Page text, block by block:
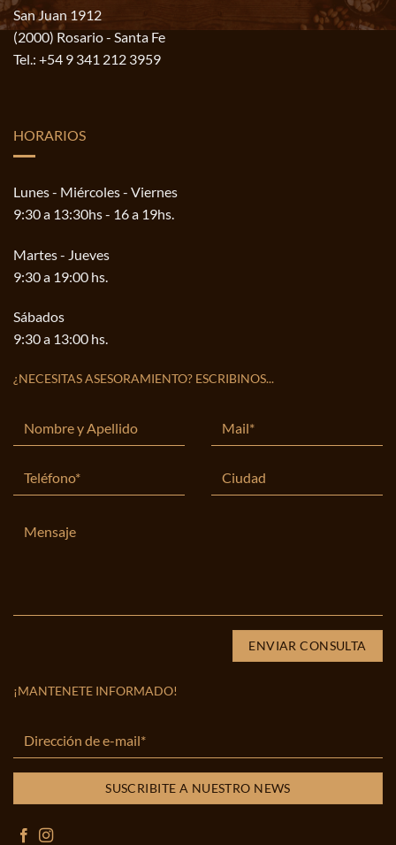
San Juan 1912
(2000) Rosario - Santa Fe
Tel.: +54 9 341 212 3959
HORARIOS
Lunes - Miércoles - Viernes
9:30 a 13:30hs - 16 a 19hs.
Martes - Jueves
9:30 a 19:00 hs.
Sábados
9:30 a 13:00 hs.
¿NECESITAS ASESORAMIENTO? ESCRIBINOS...
¡MANTENETE INFORMADO!